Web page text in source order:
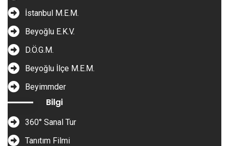
İstanbul M.E.M.
Beyoğlu E.K.V.
D.Ö.G.M.
Beyoğlu İlçe M.E.M.
Beyimmder
Bilgi
360° Sanal Tur
Tanıtım Filmi